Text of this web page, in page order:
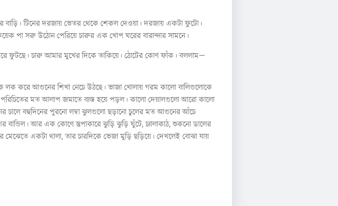
বাড়ি। টিনের দরজায় ভেতর থেকে শেকল দেওয়া। দরজায় একটা ফুটো।
পা সরু উঠোন পেরিয়ে চারুর এক খোপ ঘরের বারান্দার সামনে।
ফুটছে। চারু আমার মুখের দিকে তাকিয়ে। ঠোটের কোণ ফাঁক। বললাম—
লক করে আগুনের শিখা নেচে উঠছে। ভাজা খোলায় গরম কালো বালিগুলোকে
মত আলাপ জমাতে ব্যস্ত হয়ে পড়ল। কালো দেয়ালগুলো আরো কালো
চালে বহুদিনের পুরনো লম্বা ঝুলগুলো ছড়ানো চুলের মত আগুনের আঁচে
বান্ডিল। আর এক কোণে স্তুপাকারে ঝুড়ি ঝুড়ি ঘুঁটে, চ্যালাকাঠ, শুকনো ডালের
মেঝেতে একটা থালা, তার চারদিকে ভেজা মুড়ি ছড়িয়ে। দেখলেই বোঝা যায়